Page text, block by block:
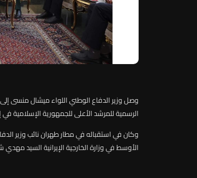
وصلوزيرالدفاعالوطنياللواءميشالمنسىإلى
الرسميةللمرشدالأعلىللجمهوريةالإسلاميةفي
وكانفياستقبالهفيمطارطهراننائبوزير
الأوسطفيوزارةالخارجيةالإيرانيةالسيدمهدي